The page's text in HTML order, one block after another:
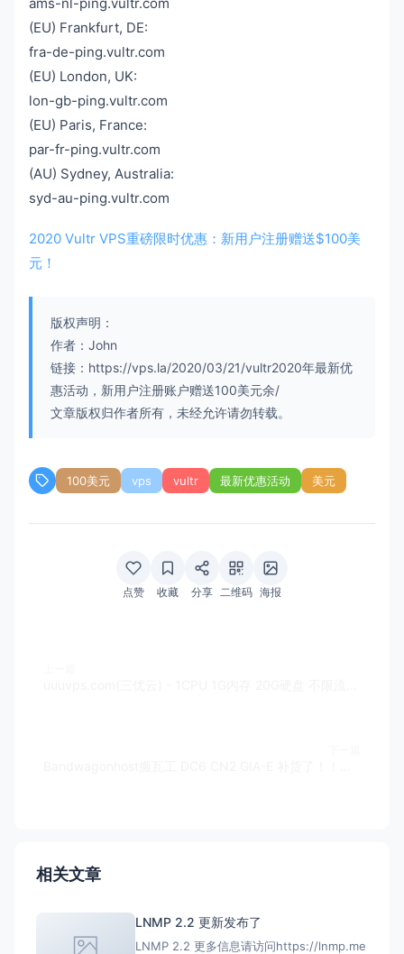
(EU) Frankfurt, DE:
fra-de-ping.vultr.com
(EU) London, UK:
lon-gb-ping.vultr.com
(EU) Paris, France:
par-fr-ping.vultr.com
(AU) Sydney, Australia:
syd-au-ping.vultr.com
2020 Vultr VPS重磅限时优惠：新用户注册赠送$100美
元！
版权声明：
作者：John
链接：https://vps.la/2020/03/21/vultr2020年最新优
惠活动，新用户注册账户赠送100美元余/
文章版权归作者所有，未经允许请勿转载。
100美元 vps vultr 最新优惠活动 美元
点赞 收藏 分享 二维码 海报
相关文章
LNMP 2.2 更新发布了
LNMP 2.2 更多信息请访问https://lnmp.me